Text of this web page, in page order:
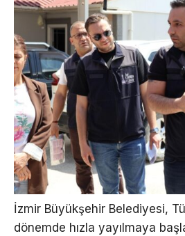
İzmir Büyükşehir Belediyesi,
dönemde hızla yayılmaya